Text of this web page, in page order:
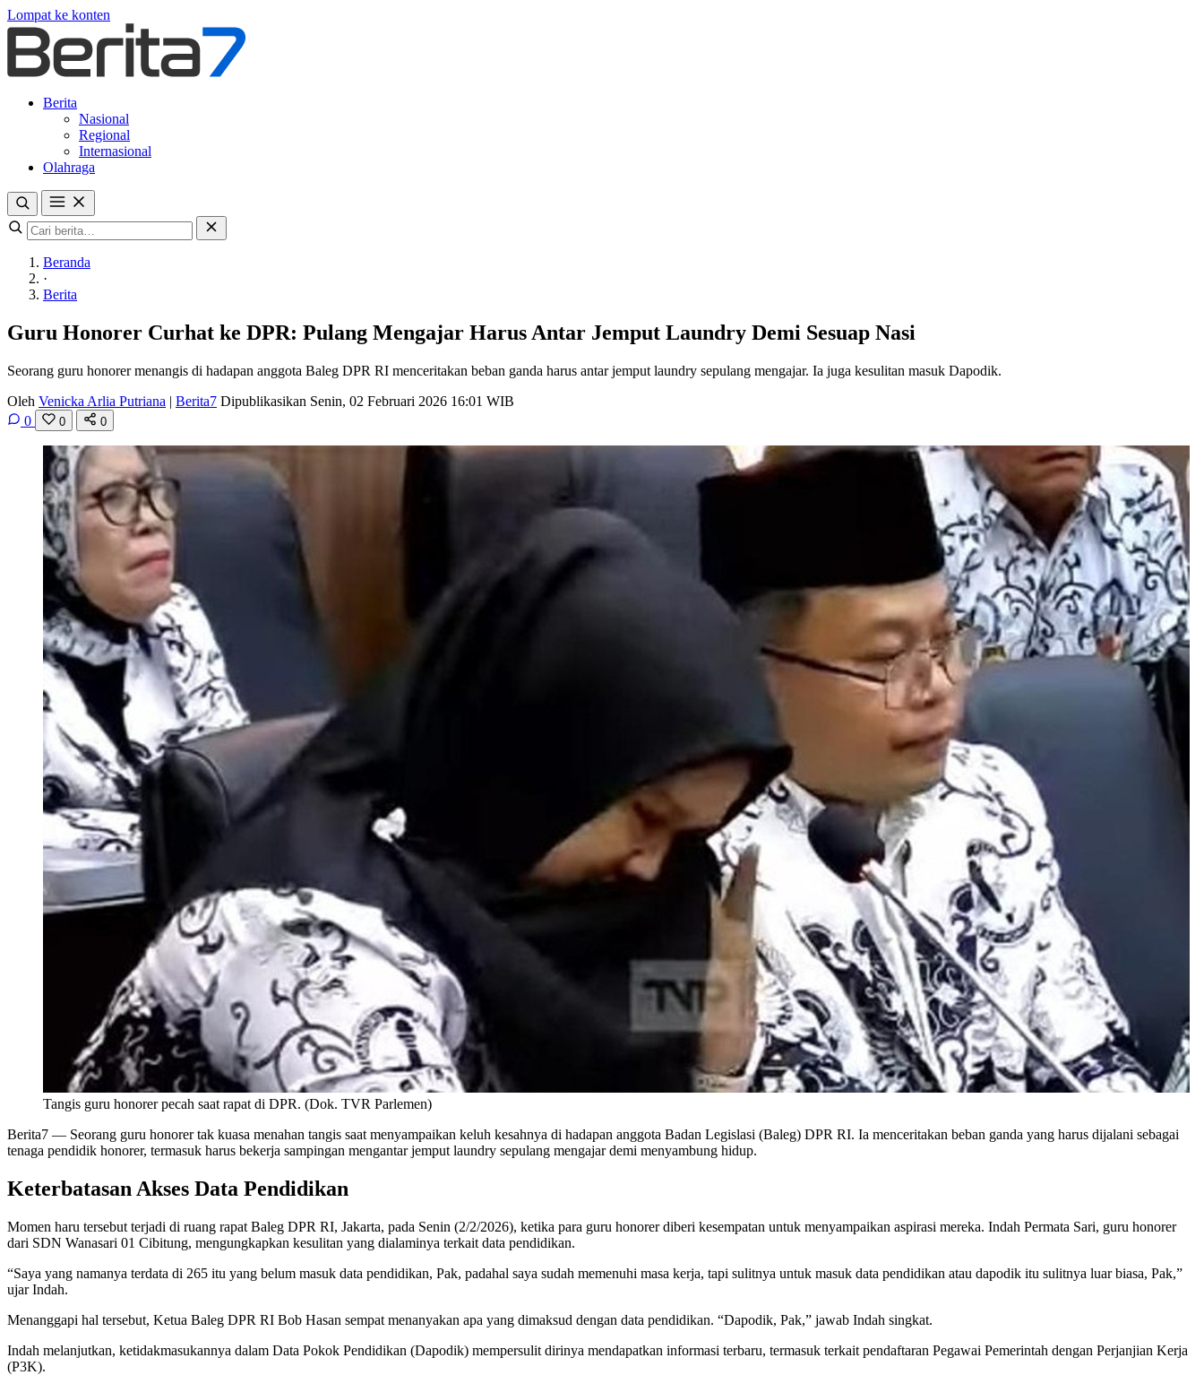
Lompat ke konten
Berita
Nasional
Regional
Internasional
Olahraga
Beranda
·
Berita
Guru Honorer Curhat ke DPR: Pulang Mengajar Harus Antar Jemput Laundry Demi Sesuap Nasi
Seorang guru honorer menangis di hadapan anggota Baleg DPR RI menceritakan beban ganda harus antar jemput laundry sepulang mengajar. Ia juga kesulitan masuk Dapodik.
Oleh Venicka Arlia Putriana | Berita7 Dipublikasikan Senin, 02 Februari 2026 16:01 WIB
0
0 0
Tangis guru honorer pecah saat rapat di DPR. (Dok. TVR Parlemen)
Berita7 — Seorang guru honorer tak kuasa menahan tangis saat menyampaikan keluh kesahnya di hadapan anggota Badan Legislasi (Baleg) DPR RI. Ia menceritakan beban ganda yang harus dijalani sebagai
tenaga pendidik honorer, termasuk harus bekerja sampingan mengantar jemput laundry sepulang mengajar demi menyambung hidup.
Keterbatasan Akses Data Pendidikan
Momen haru tersebut terjadi di ruang rapat Baleg DPR RI, Jakarta, pada Senin (2/2/2026), ketika para guru honorer diberi kesempatan untuk menyampaikan aspirasi mereka. Indah Permata Sari, guru honorer
dari SDN Wanasari 01 Cibitung, mengungkapkan kesulitan yang dialaminya terkait data pendidikan.
“Saya yang namanya terdata di 265 itu yang belum masuk data pendidikan, Pak, padahal saya sudah memenuhi masa kerja, tapi sulitnya untuk masuk data pendidikan atau dapodik itu sulitnya luar biasa, Pak,”
ujar Indah.
Menanggapi hal tersebut, Ketua Baleg DPR RI Bob Hasan sempat menanyakan apa yang dimaksud dengan data pendidikan. “Dapodik, Pak,” jawab Indah singkat.
Indah melanjutkan, ketidakmasukannya dalam Data Pokok Pendidikan (Dapodik) mempersulit dirinya mendapatkan informasi terbaru, termasuk terkait pendaftaran Pegawai Pemerintah dengan Perjanjian Kerja
(P3K).